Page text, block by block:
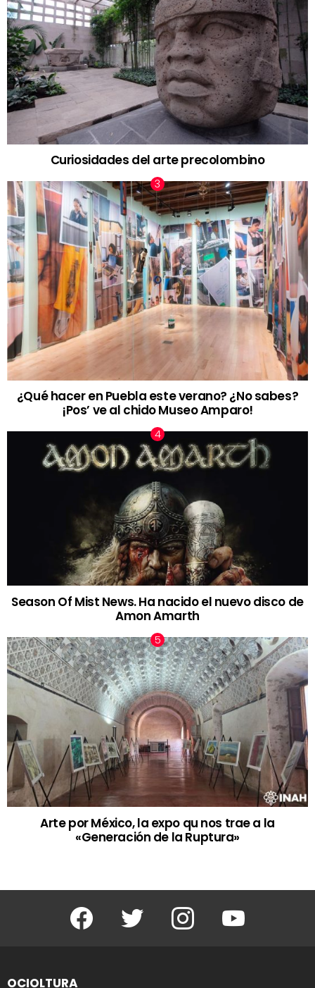
Curiosidades del arte precolombino
¿Qué hacer en Puebla este verano? ¿No sabes?
¡Pos’ ve al chido Museo Amparo!
Season Of Mist News. Ha nacido el nuevo disco de
Amon Amarth
Arte por México, la expo qu nos trae a la
«Generación de la Ruptura»
Facebook Twitter Instagram Youtube
OCIOLTURA